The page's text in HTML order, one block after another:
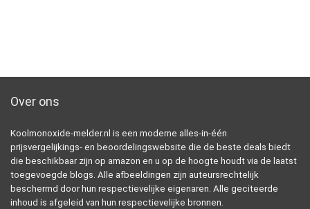
Over ons
Koolmonoxide-melder.nl is een moderne alles-in-één
prijsvergelijkings- en beoordelingswebsite die de beste deals biedt
die beschikbaar zijn op amazon en u op de hoogte houdt via de laatst
toegevoegde blogs. Alle afbeeldingen zijn auteursrechtelijk
beschermd door hun respectievelijke eigenaren. Alle geciteerde
inhoud is afgeleid van hun respectievelijke bronnen.